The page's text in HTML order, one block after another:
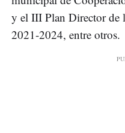
y el III Plan Director de
2021-2024, entre otros.